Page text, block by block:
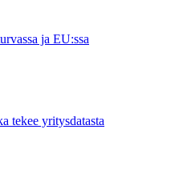
ja EU:ssa
tekee yritysdatasta